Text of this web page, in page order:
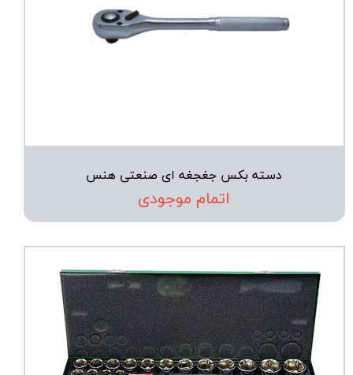
دسته بکس جغجغه ای صنعتی هنس
اتمام موجودی